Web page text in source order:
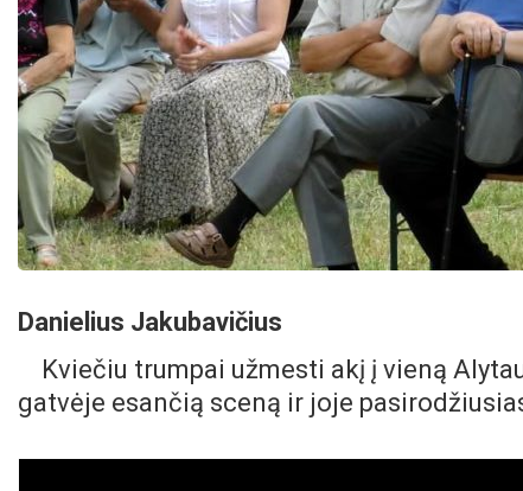
Danielius Jakubavičius
Kviečiu trumpai užmesti akį į vieną
gatvėje esančią sceną ir joje